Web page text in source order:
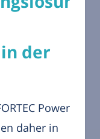
der
Power
daher in